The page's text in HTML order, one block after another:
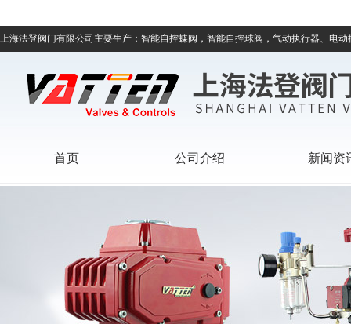
上海法登阀门有限公司主要生产：智能自控蝶阀，智能自控球阀，气动执行器、电
首页 公司介绍 新闻资